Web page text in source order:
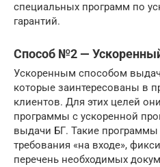
специальных программ по
гарантий.
Способ №2 —
Ускоренным способом
которые заинтересованы в
клиентов. Для этих целей
программы с ускоренной
выдачи БГ. Такие программы
требования «на входе»,
перечень необходимых